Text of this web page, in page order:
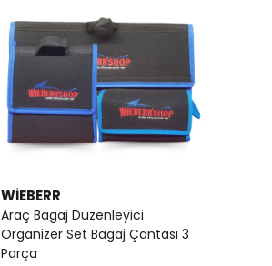
WİEBERR
Araç Bagaj Düzenleyici
Organizer Set Bagaj Çantası 3
Parça